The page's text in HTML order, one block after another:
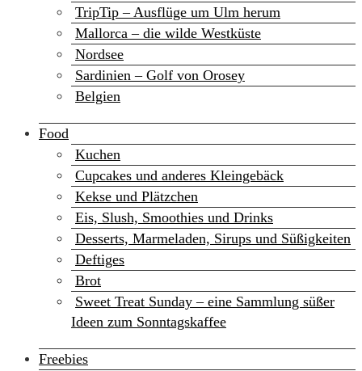
TripTip – Ausflüge um Ulm herum
Mallorca – die wilde Westküste
Nordsee
Sardinien – Golf von Orosey
Belgien
Food
Kuchen
Cupcakes und anderes Kleingebäck
Kekse und Plätzchen
Eis, Slush, Smoothies und Drinks
Desserts, Marmeladen, Sirups und Süßigkeiten
Deftiges
Brot
Sweet Treat Sunday – eine Sammlung süßer
Ideen zum Sonntagskaffee
Freebies